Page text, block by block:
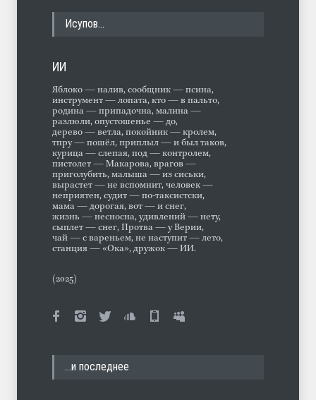
Исупов…
ИИ
Яблоко — налив, сообщник — псина,
инструмент — лопата, кто — в пальто,
родина — припадочна, малина —
разлюли, опустошенье — до,
дерево — ветла, покойник — кролем,
тпру — пошёл, приплыл — и был таков,
курица — слепая, под — контролем,
пистолет — Макарова, врагов —
приголубить, малыша — из сиськи,
вырастет — не вспомнит, человек —
неприятен, судит — по-таксистски,
мама — дорогая, вот — и снег,
жизнь — несносна, удивлений — нету,
сыплет — снег, Протва — у Верии,
чай — с вареньем, не наступит — лето,
станция — «Ока», дружок — ИИ.
(2025)
…и последнее